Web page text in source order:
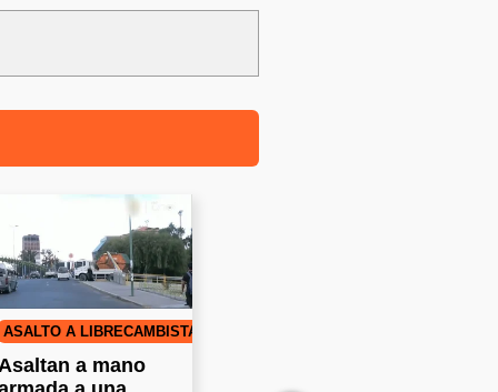
ASALTO A LIBRECAMBISTA
a mano